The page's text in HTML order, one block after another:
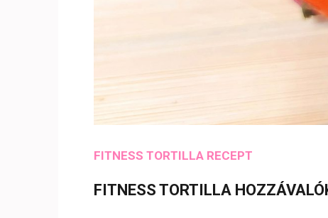
FITNESS TORTILLA RECEPT
FITNESS TORTILLA